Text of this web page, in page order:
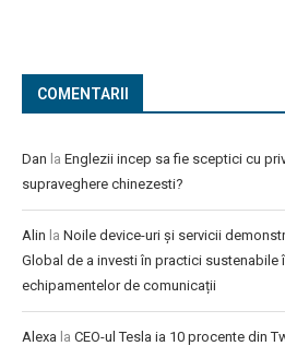
COMENTARII
Dan la Englezii incep sa fie sceptici cu
supraveghere chinezesti?
Alin la Noile device-uri și servicii
Global de a investi în practici sustenabile
echipamentelor de comunicații
Alexa la CEO-ul Tesla ia 10 procente din